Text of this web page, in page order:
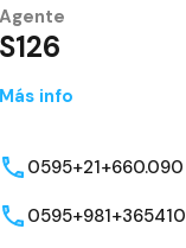
Agente
S126
Más info
0595+21+660.090
0595+981+365410